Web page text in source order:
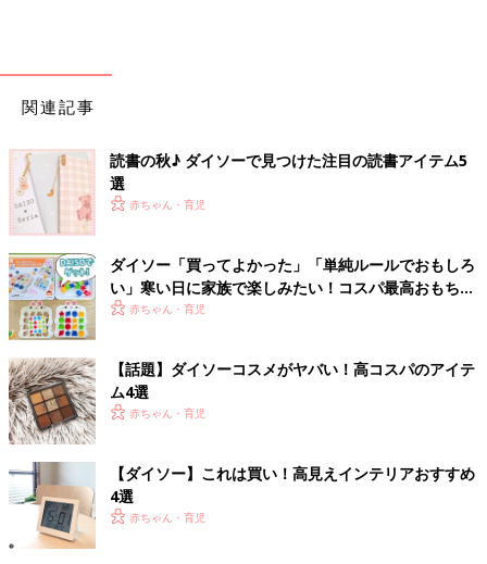
関連記事
読書の秋♪ ダイソーで見つけた注目の読書アイテム5
選
赤ちゃん・育児
ダイソー「買ってよかった」「単純ルールでおもしろ
い」寒い日に家族で楽しみたい！コスパ最高おもちゃ
4選赤ちゃん・育児
【話題】ダイソーコスメがヤバい！高コスパのアイテ
ム4選
赤ちゃん・育児
【ダイソー】これは買い！高見えインテリアおすすめ
4選
赤ちゃん・育児